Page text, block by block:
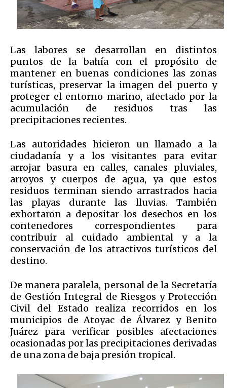
Las labores se desarrollan en distintos
puntos de la bahía con el propósito de
mantener en buenas condiciones las zonas
turísticas, preservar la imagen del puerto y
proteger el entorno marino, afectado por la
acumulación de residuos tras las
precipitaciones recientes.
Las autoridades hicieron un llamado a la
ciudadanía y a los visitantes para evitar
arrojar basura en calles, canales pluviales,
arroyos y cuerpos de agua, ya que estos
residuos terminan siendo arrastrados hacia
las playas durante las lluvias. También
exhortaron a depositar los desechos en los
contenedores correspondientes para
contribuir al cuidado ambiental y a la
conservación de los atractivos turísticos del
destino.
De manera paralela, personal de la Secretaría
de Gestión Integral de Riesgos y Protección
Civil del Estado realiza recorridos en los
municipios de Atoyac de Álvarez y Benito
Juárez para verificar posibles afectaciones
ocasionadas por las precipitaciones derivadas
de una zona de baja presión tropical.